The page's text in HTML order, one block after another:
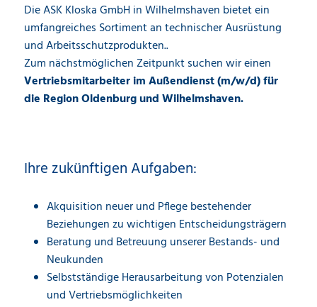
Die ASK Kloska GmbH in Wilhelmshaven bietet ein
umfangreiches Sortiment an technischer Ausrüstung
und Arbeitsschutzprodukten..
Zum nächstmöglichen Zeitpunkt suchen wir einen
Vertriebsmitarbeiter im Außendienst (m/w/d) für
die Region Oldenburg und Wilhelmshaven.
Ihre zukünftigen Aufgaben:
Akquisition neuer und Pflege bestehender
Beziehungen zu wichtigen Entscheidungsträgern
Beratung und Betreuung unserer Bestands- und
Neukunden
Selbstständige Herausarbeitung von Potenzialen
und Vertriebsmöglichkeiten